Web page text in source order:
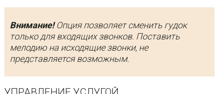
Внимание!Опция позволяет сменить гудок
только для входящих звонков. Поставить
мелодию на исходящие звонки, не
представляется возможным.